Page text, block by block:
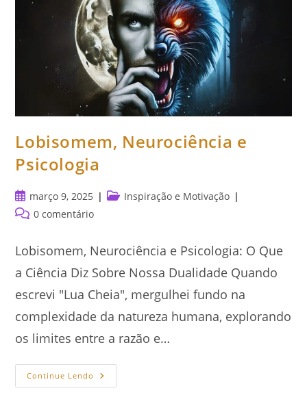
Lobisomem, Neurociência e
Psicologia
Post
publicado:
março 9, 2025
Categoria
Inspiração e Motivação
Comentários
0 comentário
Lobisomem, Neurociência e Psicologia: O Que
a Ciência Diz Sobre Nossa Dualidade Quando
escrevi "Lua Cheia", mergulhei fundo na
complexidade da natureza humana, explorando
os limites entre a razão e…
Continue Lendo Lobisomem,
Neurociência